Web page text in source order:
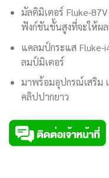
มัลติมิเตอร์ Fluke-
ฟังก์ชันขั้นสูงที่จะให้ผ
แคลมป์กระแส Fluke-
ลมป์มิเตอร์
มาพร้อมอุปกรณ์เสริม
คลิปปากยาว